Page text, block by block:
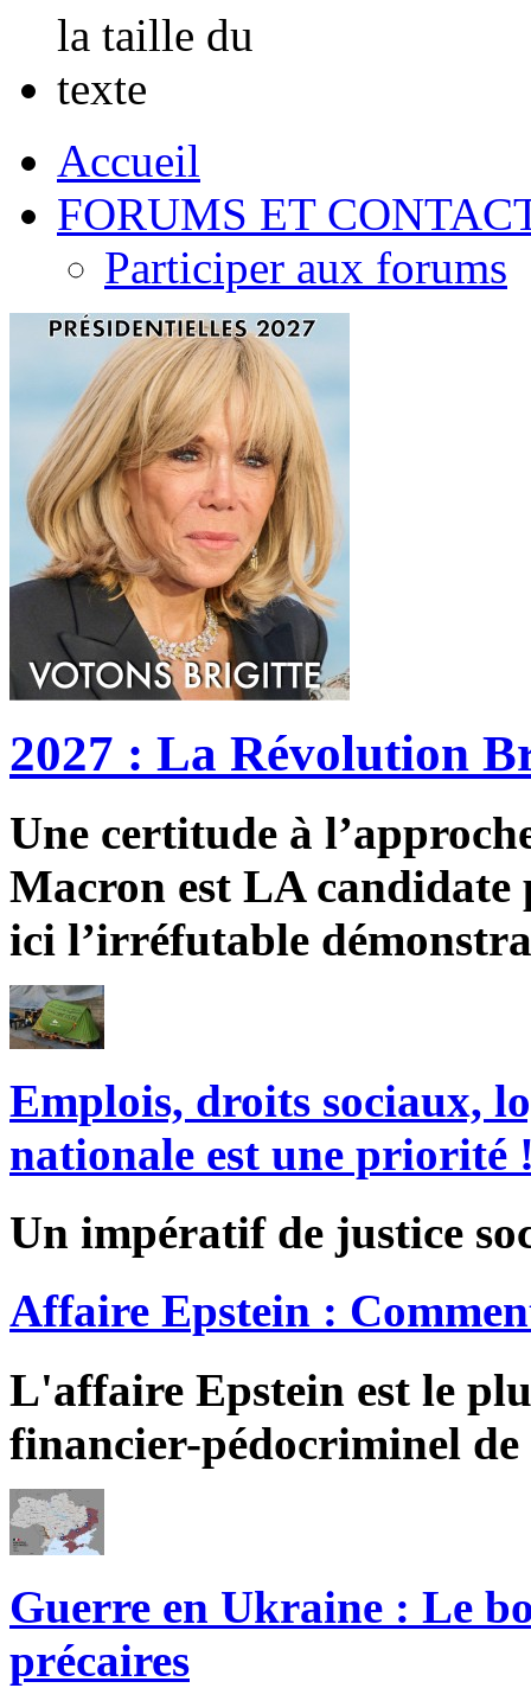
Accueil
FORUMS ET
Participer aux forums
2027 : La Révolution
Une certitude à
Macron est LA candidate
ici l’irréfutable
Emplois, droits sociaux,
nationale est une priorité
Un impératif de justice
Affaire Epstein :
L'affaire Epstein est le
financier-pédocriminel
Guerre en Ukraine : Le
précaires